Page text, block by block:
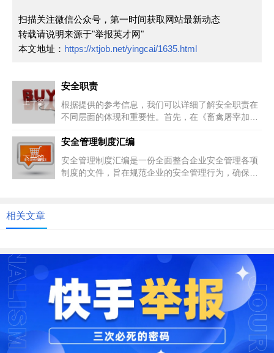
扫描关注微信公众号，第一时间获取网站最新动态
转载请说明来源于"举报英才网"
本文地址： https://xtjob.net/yingcai/1635.html
上一篇
安全职责
根据提供的参考信息，我们可以详细了解安全职责在
不同层面的体现和重要性。首先，在《畜禽屠宰加工
下一篇
安全管理制度汇编
安全管理制度汇编是一份全面整合企业安全管理各项
制度的文件，旨在规范企业的安全管理行为，确保员
相关文章